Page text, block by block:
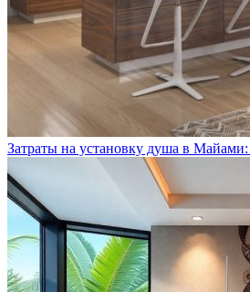
Затраты на установку душа в Майами: